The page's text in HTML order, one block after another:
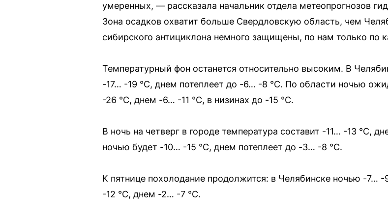
умеренных, — рассказала начальник отдела метеопрогнозов
Зона осадков охватит больше Свердловскую область, чем
сибирского антициклона немного защищены, по нам только по
Температурный фон останется относительно высоким. В
-17… -19 °C, днем потеплеет до -6… -8 °C. По области ночью
-26 °C, днем -6… -11 °C, в низинах до -15 °C.
В ночь на четверг в городе температура составит -11… -13 °C,
ночью будет -10… -15 °C, днем потеплеет до -3… -8 °C.
К пятнице похолодание продолжится: в Челябинске ночью -7…
-12 °C, днем -2… -7 °C.